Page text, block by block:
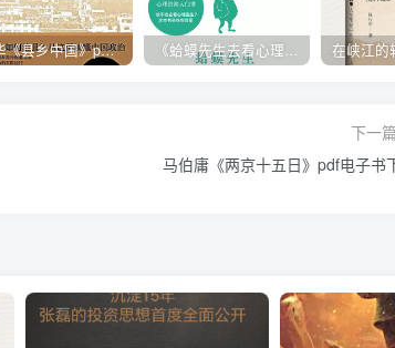
杨华《县乡中国》pdf电子书下载
下一
马伯庸《两京十五日》pdf电子书